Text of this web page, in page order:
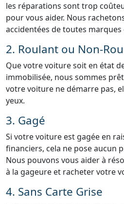
les réparations sont trop
pour vous aider. Nous
accidentées de toutes marques
2. Roulant ou Non-
Que votre voiture soit en état
immobilisée, nous sommes
votre voiture ne démarre pas,
yeux.
3. Gagé
Si votre voiture est gagée en
financiers, cela ne pose aucun
Nous pouvons vous aider à
à la gageure et racheter votre
4. Sans Carte Grise